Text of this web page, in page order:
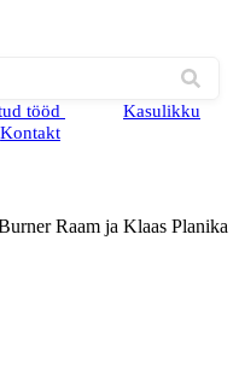
tööd
Kasulikku
Kontakt
Raam ja Klaas Planika